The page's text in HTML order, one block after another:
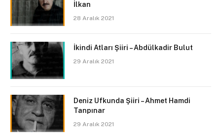
İlkan
28 Aralık 2021
İkindi Atları Şiiri – Abdülkadir Bulut
29 Aralık 2021
Deniz Ufkunda Şiiri – Ahmet Hamdi
Tanpınar
29 Aralık 2021